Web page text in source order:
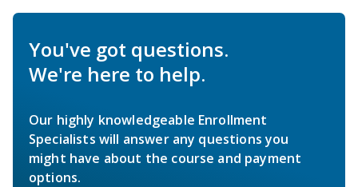
You've got questions.
We're here to help.
Our highly knowledgeable Enrollment
Specialists will answer any questions you
might have about the course and payment
options.